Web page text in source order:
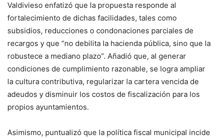
Valdivieso enfatizó que la propuesta responde al
fortalecimiento de dichas facilidades, tales como
subsidios, reducciones o condonaciones parciales de
recargos y que “no debilita la hacienda pública, sino que la
robustece a mediano plazo”. Añadió que, al generar
condiciones de cumplimiento razonable, se logra ampliar
la cultura contributiva, regularizar la cartera vencida de
adeudos y disminuir los costos de fiscalización para los
propios ayuntamientos.
Asimismo, puntualizó que la política fiscal municipal incide